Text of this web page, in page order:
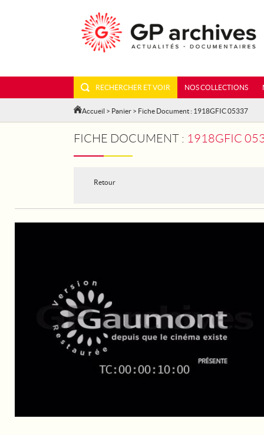
RECHERCHER ET VOIR NOS COLLECTIONS
Accueil > Panier > Fiche Document : 1918GFIC 05337
FICHE DOCUMENT : 1918GFIC
Retour